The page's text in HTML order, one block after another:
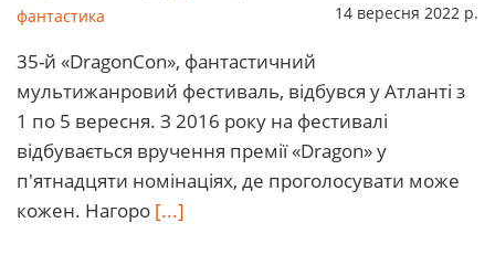
фантастика
14 вересня 2022 р.
35-й «DragonСon», фантастичний
мультижанровий фестиваль, відбувся у Атланті з
1 по 5 вересня. З 2016 року на фестивалі
відбувається вручення премії «Dragon» у
п'ятнадцяти номінаціях, де проголосувати може
кожен. Нагоро [...]